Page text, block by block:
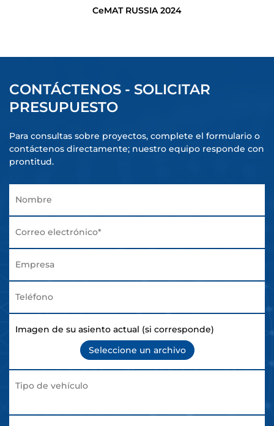
CeMAT RUSSIA 2024
CONTÁCTENOS - SOLICITAR
PRESUPUESTO
Para consultas sobre proyectos, complete el formulario o
contáctenos directamente; nuestro equipo responde con
prontitud.
Imagen de su asiento actual (si corresponde)
Seleccione un archivo